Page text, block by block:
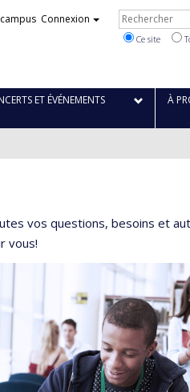
Connexion
Ce site
ET ÉVÉNEMENTS À
vos questions, besoins et
vous!